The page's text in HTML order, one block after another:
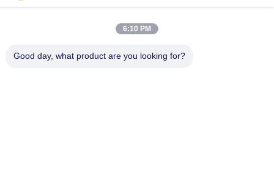
1476006840 1-47600684-0 ISUZU CXZ81 10PE1 रियर ब्रेक व्हील
6:10 PM
Good day, what product are you looking for?